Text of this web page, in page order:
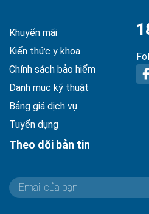
Khuyến mãi
Kiến thức y khoa
Chính sách bảo hiểm
Danh mục kỹ thuật
Bảng giá dịch vụ
Tuyển dụng
Theo dõi bản tin